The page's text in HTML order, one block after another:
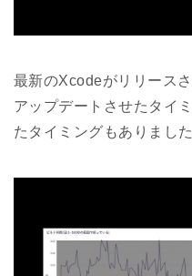
最新のXcodeがリリース
アップデートさせたタイ
たタイミングもありまし